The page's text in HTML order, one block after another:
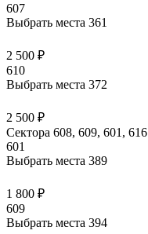
607
Выбрать места 361
2 500 ₽
610
Выбрать места 372
2 500 ₽
Сектора 608, 609, 601, 616
601
Выбрать места 389
1 800 ₽
609
Выбрать места 394